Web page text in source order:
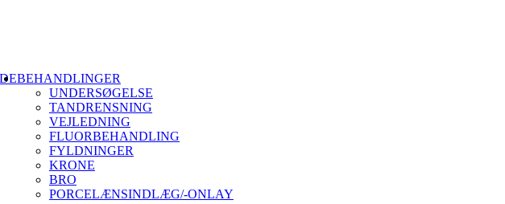
BEHANDLINGER
UNDERSØGELSE
TANDRENSNING
VEJLEDNING
FLUORBEHANDLING
FYLDNINGER
KRONE
BRO
PORCELÆNSINDLÆG/-ONLAY